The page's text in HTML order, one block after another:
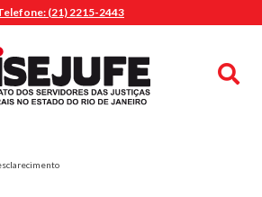
(21) 2215-2443